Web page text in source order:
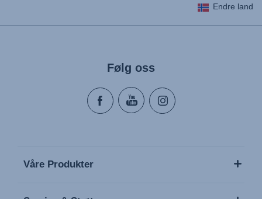
Endre land
Følg oss
Våre Produkter